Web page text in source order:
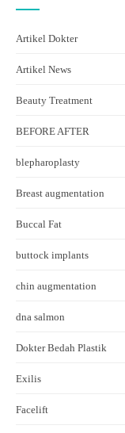
Artikel Dokter
Artikel News
Beauty Treatment
BEFORE AFTER
blepharoplasty
Breast augmentation
Buccal Fat
buttock implants
chin augmentation
dna salmon
Dokter Bedah Plastik
Exilis
Facelift